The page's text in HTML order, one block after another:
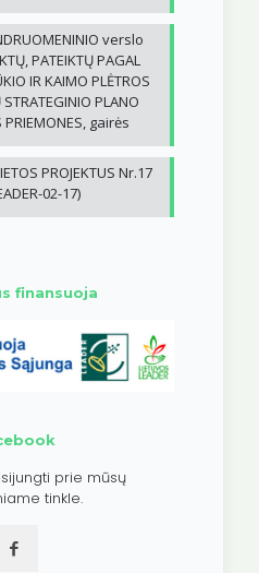
verslo
PATEIKTŲ PAGAL
IR KAIMO PLĖTROS
PLANO
PRIEMONES, gairės
PROJEKTUS Nr.17
02-17)
finansuoja
prie mūsų
tinkle.